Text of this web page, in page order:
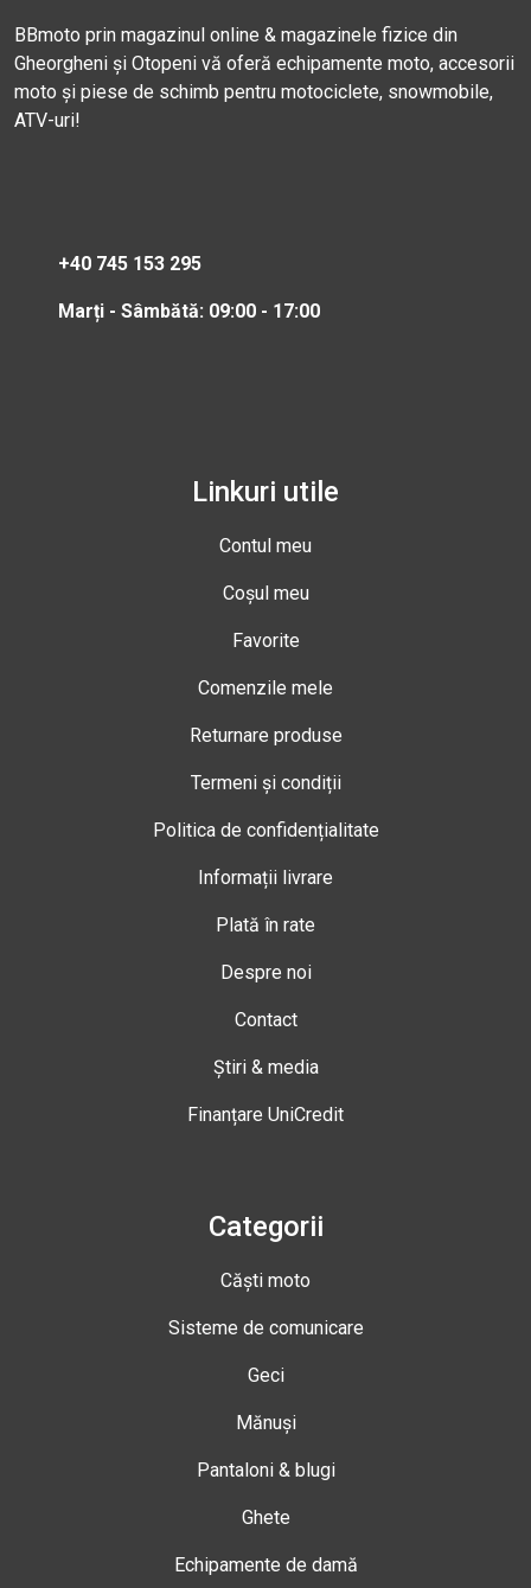
BBmoto prin magazinul online & magazinele fizice din
Gheorgheni și Otopeni vă oferă echipamente moto, accesorii
moto și piese de schimb pentru motociclete, snowmobile,
ATV-uri!
+40 745 153 295
Marți - Sâmbătă: 09:00 - 17:00
Linkuri utile
Contul meu
Coșul meu
Favorite
Comenzile mele
Returnare produse
Termeni și condiții
Politica de confidențialitate
Informații livrare
Plată în rate
Despre noi
Contact
Știri & media
Finanțare UniCredit
Categorii
Căști moto
Sisteme de comunicare
Geci
Mănuși
Pantaloni & blugi
Ghete
Echipamente de damă